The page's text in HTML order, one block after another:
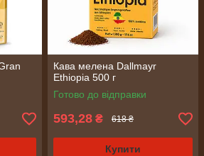
Кава мелена Dallmayr
Ethiopia 500 г
Готово до відправки
593,28 ₴ 618 ₴
Купити